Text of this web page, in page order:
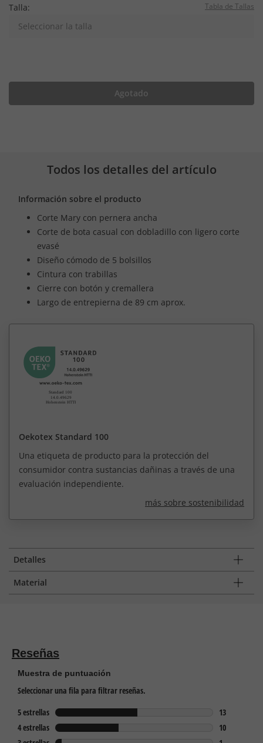
Talla: Tabla de Tallas
Seleccionar la talla
Agotado
Todos los detalles del artículo
Información sobre el producto
Corte Mary con pernera ancha
Corte de bota casual con dobladillo con ligero corte
evasé
Diseño cómodo de 5 bolsillos
Cintura con trabillas
Cierre con botón y cremallera
Largo de entrepierna de 89 cm aprox.
Oekotex Standard 100
Una etiqueta de producto para la protección del
consumidor contra sustancias dañinas a través de una
evaluación independiente.
más sobre sostenibilidad
Detalles
Material